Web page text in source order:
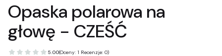
Opaska polarowa na
głowę - CZEŚĆ
5.00(Oceny: 1 Recenzje: 0)